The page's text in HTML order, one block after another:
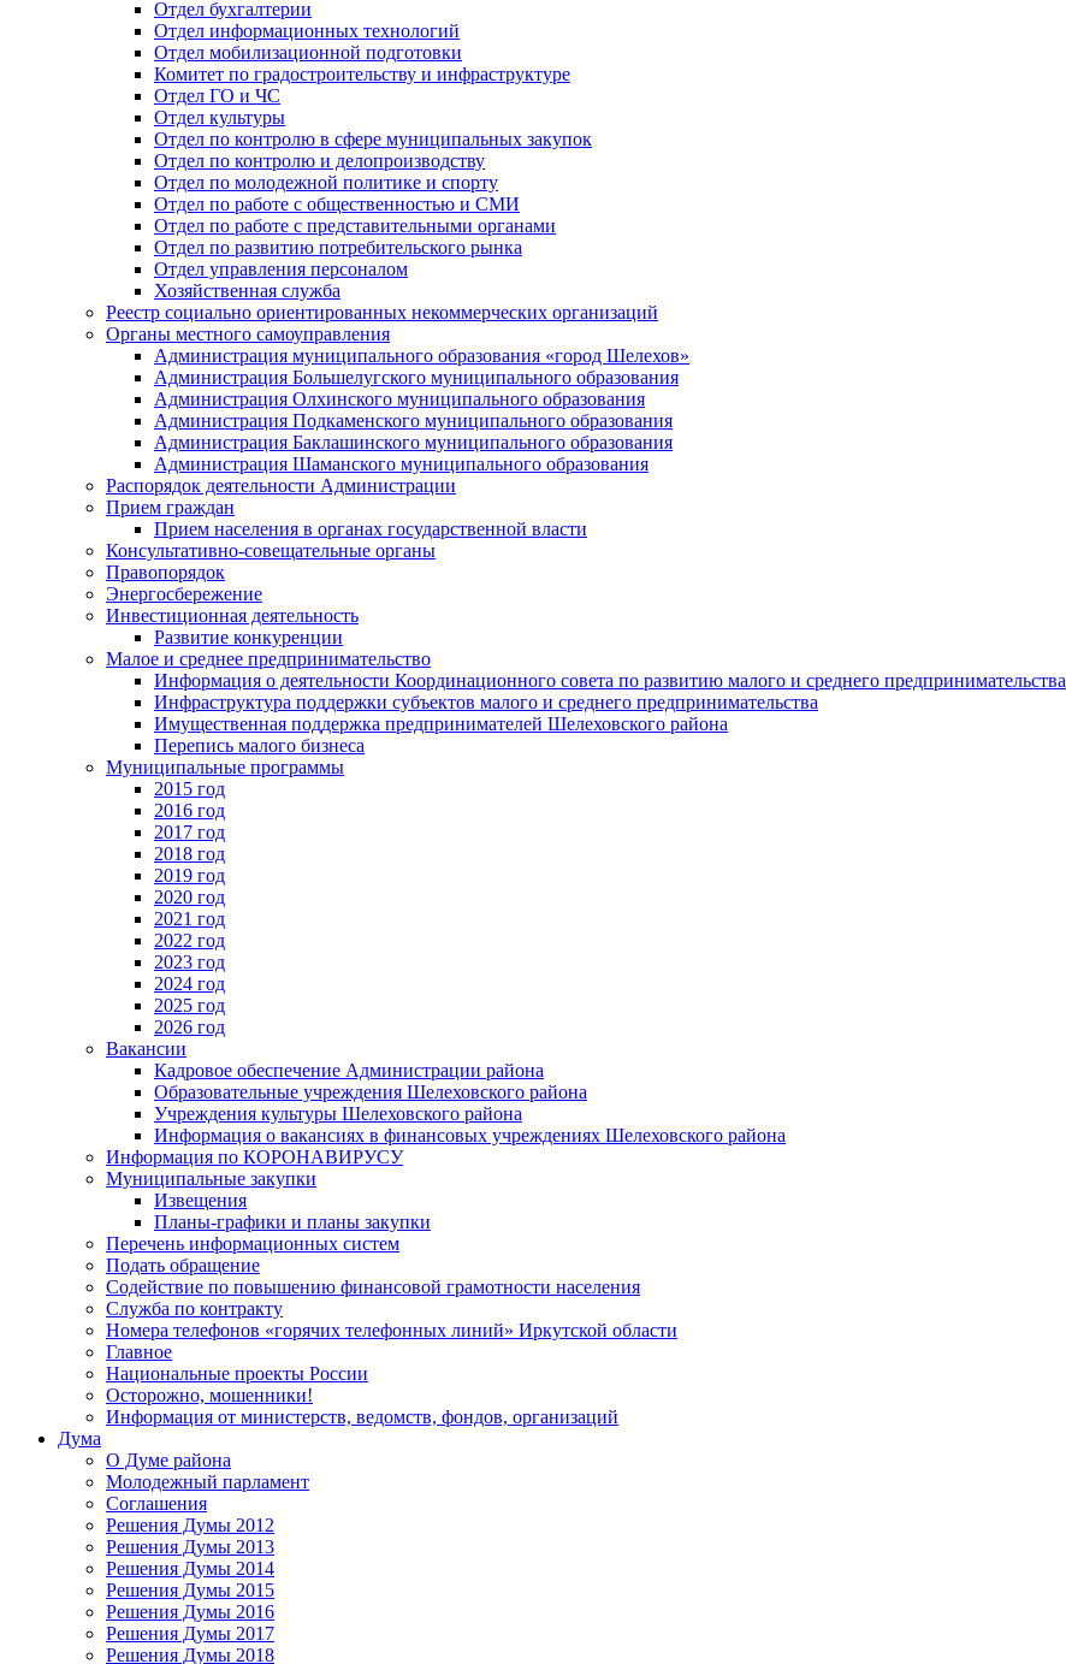
Отдел бухгалтерии
Отдел информационных технологий
Отдел мобилизационной подготовки
Комитет по градостроительству и инфраструктуре
Отдел ГО и ЧС
Отдел культуры
Отдел по контролю в сфере муниципальных закупок
Отдел по контролю и делопроизводству
Отдел по молодежной политике и спорту
Отдел по работе с общественностью и СМИ
Отдел по работе с представительными органами
Отдел по развитию потребительского рынка
Отдел управления персоналом
Хозяйственная служба
Реестр социально ориентированных некоммерческих организаций
Органы местного самоуправления
Администрация муниципального образования «город Шелехов»
Администрация Большелугского муниципального образования
Администрация Олхинского муниципального образования
Администрация Подкаменского муниципального образования
Администрация Баклашинского муниципального образования
Администрация Шаманского муниципального образования
Распорядок деятельности Администрации
Прием граждан
Прием населения в органах государственной власти
Консультативно-совещательные органы
Правопорядок
Энергосбережение
Инвестиционная деятельность
Развитие конкуренции
Малое и среднее предпринимательство
Информация о деятельности Координационного совета по развитию малого и среднего предпринимательства
Инфраструктура поддержки субъектов малого и среднего предпринимательства
Имущественная поддержка предпринимателей Шелеховского района
Перепись малого бизнеса
Муниципальные программы
2015 год
2016 год
2017 год
2018 год
2019 год
2020 год
2021 год
2022 год
2023 год
2024 год
2025 год
2026 год
Вакансии
Кадровое обеспечение Администрации района
Образовательные учреждения Шелеховского района
Учреждения культуры Шелеховского района
Информация о вакансиях в финансовых учреждениях Шелеховского района
Информация по КОРОНАВИРУСУ
Муниципальные закупки
Извещения
Планы-графики и планы закупки
Перечень информационных систем
Подать обращение
Содействие по повышению финансовой грамотности населения
Служба по контракту
Номера телефонов «горячих телефонных линий» Иркутской области
Главное
Национальные проекты России
Осторожно, мошенники!
Информация от министерств, ведомств, фондов, организаций
Дума
О Думе района
Молодежный парламент
Соглашения
Решения Думы 2012
Решения Думы 2013
Решения Думы 2014
Решения Думы 2015
Решения Думы 2016
Решения Думы 2017
Решения Думы 2018